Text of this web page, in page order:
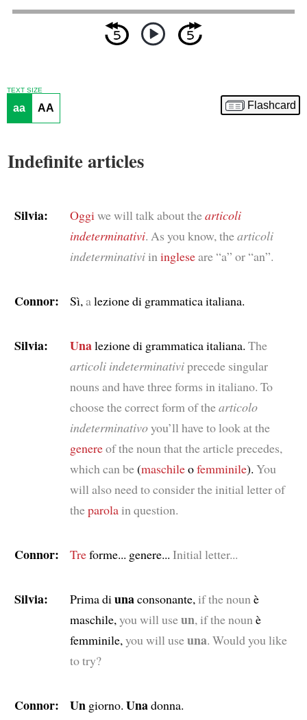
TEXT SIZE
aa AA Flashcard
Indefinite articles
Silvia: Oggiwe will talk about thearticoli
indeterminativi. As you know, thearticoli
indeterminativiiningleseare “a” or “an”.
Connor: Sì,alezione di grammatica italiana.
Silvia: Unalezione di grammatica italiana. The
articoli indeterminativiprecede singular
nouns and have three forms in italiano. To
choose the correct form of thearticolo
indeterminativoyou’ll have to look at the
genereof the noun that the article precedes,
which can be(maschileofemminile). You
will also need to consider the initial letter of
theparolain question.
Connor: Treforme... genere... Initial letter...
Silvia: Prima diunaconsonante,if the nounè
maschile,you will useun, if the nounè
femminile,you will useuna. Would you like
to try?
Connor: Ungiorno. Unadonna.